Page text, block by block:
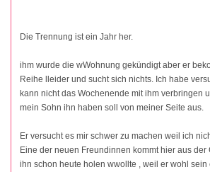
Die Trennung ist ein Jahr her.
ihm wurde die wWohnung gekündigt aber er
Reihe lleider und sucht sich nichts. Ich habe
kann nicht das Wochenende mit ihm verbringen
mein Sohn ihn haben soll von meiner Seite aus.
Er versucht es mir schwer zu machen weil ich
Eine der neuen Freundinnen kommt hier aus der
ihn schon heute holen wwollte , weil er wohl sein